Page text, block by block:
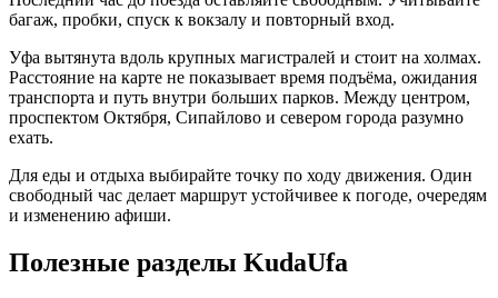
багаж, пробки, спуск к вокзалу и повторный вход.
Уфа вытянута вдоль крупных магистралей и стоит на холмах.
Расстояние на карте не показывает время подъёма, ожидания
транспорта и путь внутри больших парков. Между центром,
проспектом Октября, Сипайлово и севером города разумно
ехать.
Для еды и отдыха выбирайте точку по ходу движения. Один
свободный час делает маршрут устойчивее к погоде, очередям
и изменению афиши.
Полезные разделы KudaUfa